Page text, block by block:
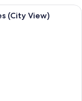
ordenado con una
(City View)